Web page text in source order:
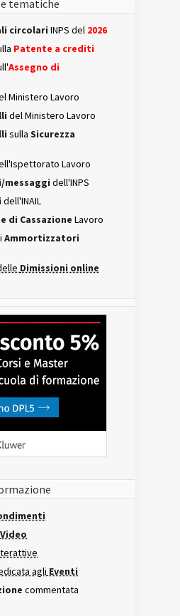
tematiche
circolari INPS del 2026
Patente a crediti
Assegno di
Ministero Lavoro
del Ministero Lavoro
sulla Sicurezza
Lavoro
messaggi dell'INPS
dell'INAIL
di Cassazione Lavoro
Ammortizzatori
Dimissioni online
Video
agli Eventi
commentata